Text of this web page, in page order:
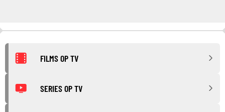
FILMS OP TV
SERIES OP TV